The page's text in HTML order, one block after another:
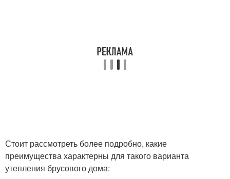
Стоит рассмотреть более подробно, какие
преимущества характерны для такого варианта
утепления брусового дома: